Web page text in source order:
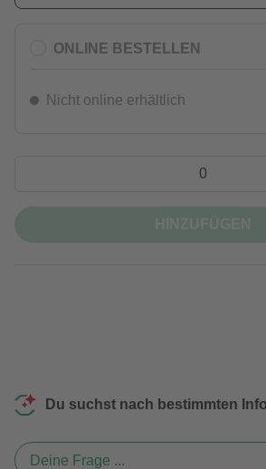
ONLINE BESTELLEN
Nicht online erhältlich
Du suchst nach bestimmten
Deine Frage ...